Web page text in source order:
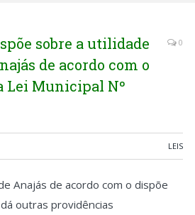
sobre a utilidade
de acordo com o
Lei Municipal Nº
0
LEIS
Anajás de acordo com o dispõe
outras providências